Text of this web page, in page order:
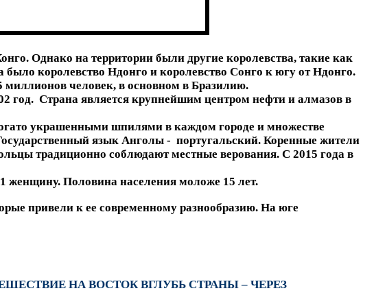
Однако на территории были другие королевства, такие как
королевство Ндонго и королевство Сонго к югу от Ндонго.
миллионов человек, в основном в Бразилию.
год. Страна является крупнейшим центром нефти и алмазов в
украшенными шпилями в каждом городе и множестве
язык Анголы - португальский. Коренные жители
традиционно соблюдают местные верования. С 2015 года в
женщину. Половина населения моложе 15 лет.
привели к ее современному разнообразию. На юге
НА ВОСТОК ВГЛУБЬ СТРАНЫ – ЧЕРЕЗ